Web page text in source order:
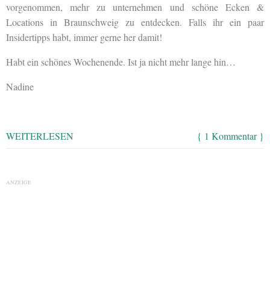
vorgenommen, mehr zu unternehmen und schöne Ecken &
Locations in Braunschweig zu entdecken. Falls ihr ein paar
Insidertipps habt, immer gerne her damit!
Habt ein schönes Wochenende. Ist ja nicht mehr lange hin…
Nadine
WEITERLESEN { 1 Kommentar }
ANZEIGE